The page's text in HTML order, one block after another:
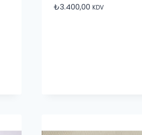
₺3.400,00 KDV